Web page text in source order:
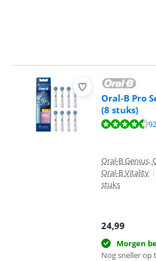
Oral-B Pro
(8 stuks)
Beoordeling is 9,0 van de 10, gebaseerd
Oral-B Genius,
Oral-B Vitality |
stuks
24,99
Morgen
Nog sneller op